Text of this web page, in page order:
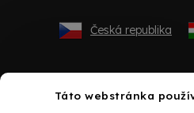
Táto webstránka
Česká republika